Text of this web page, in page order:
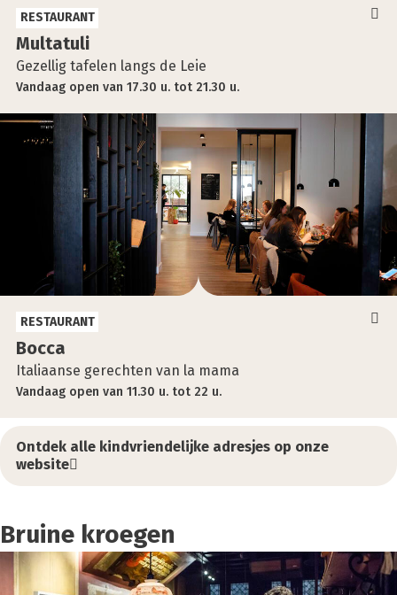
Mul­ta­tu­li
Gezellig tafelen langs de Leie
RESTAURANT
Vandaag open van 17.30 u. tot 21.30 u.
Boc­ca
Italiaanse gerechten van la mama
RESTAURANT
Vandaag open van 11.30 u. tot 22 u.
Ontdek alle kindvriendelijke adresjes op onze
website
Bruine kroegen